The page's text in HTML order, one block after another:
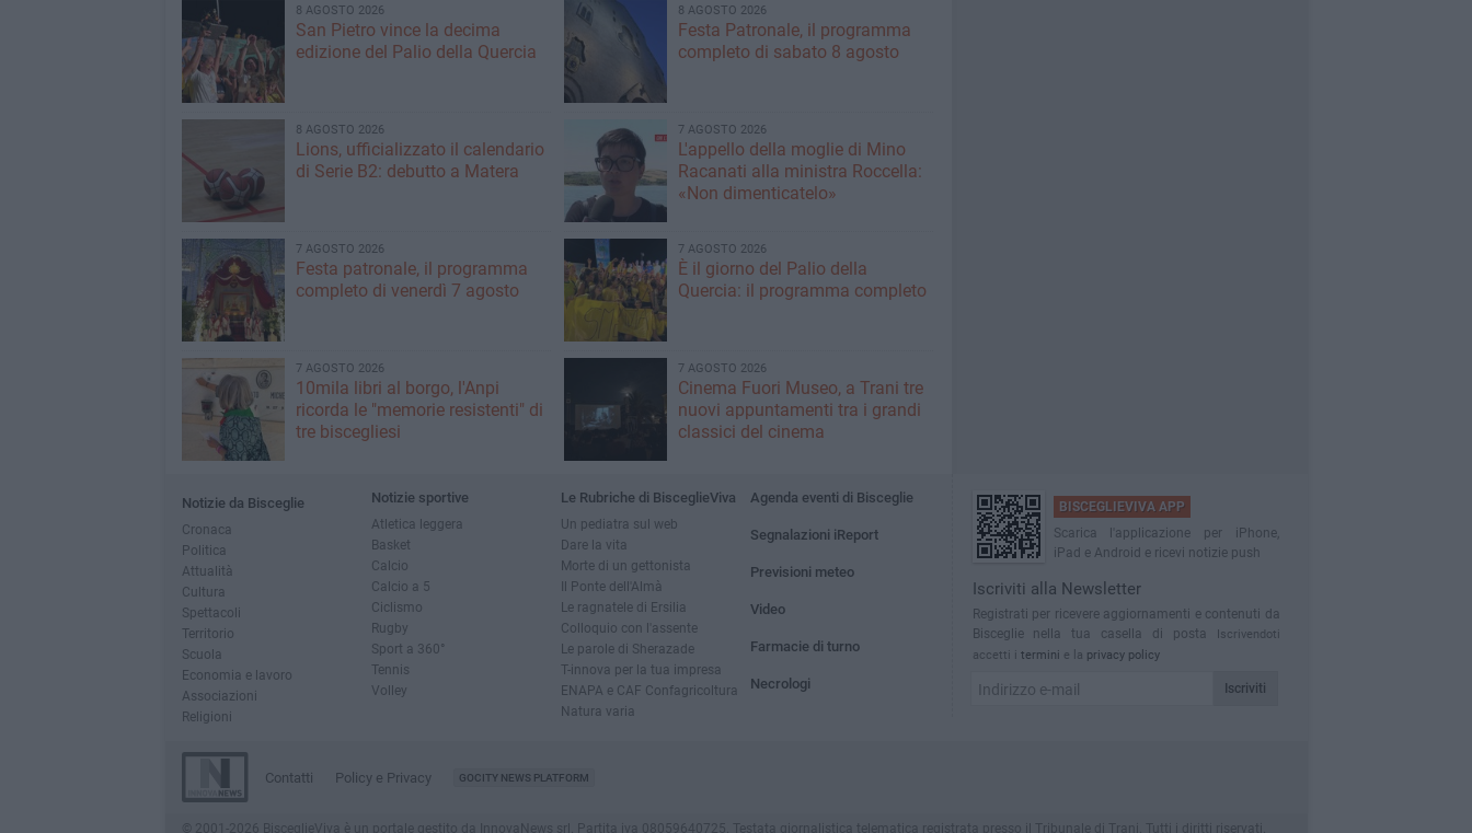
8 AGOSTO 2026
San Pietro vince la decima
edizione del Palio della Quercia
8 AGOSTO 2026
Festa Patronale, il programma
completo di sabato 8 agosto
8 AGOSTO 2026
Lions, ufficializzato il calendario
di Serie B2: debutto a Matera
7 AGOSTO 2026
L'appello della moglie di Mino
Racanati alla ministra Roccella:
«Non dimenticatelo»
7 AGOSTO 2026
Festa patronale, il programma
completo di venerdì 7 agosto
7 AGOSTO 2026
È il giorno del Palio della
Quercia: il programma completo
7 AGOSTO 2026
10mila libri al borgo, l'Anpi
ricorda le "memorie resistenti" di
tre biscegliesi
7 AGOSTO 2026
Cinema Fuori Museo, a Trani tre
nuovi appuntamenti tra i grandi
classici del cinema
Notizie da Bisceglie
Cronaca
Politica
Attualità
Cultura
Spettacoli
Territorio
Scuola
Economia e lavoro
Associazioni
Religioni
Notizie sportive
Atletica leggera
Basket
Calcio
Calcio a 5
Ciclismo
Rugby
Sport a 360°
Tennis
Volley
Le Rubriche di BisceglieViva
Un pediatra sul web
Dare la vita
Morte di un gettonista
Il Ponte dell'Almà
Le ragnatele di Ersilia
Colloquio con l'assente
Le parole di Sherazade
T-innova per la tua impresa
ENAPA e CAF Confagricoltura
Natura varia
Agenda eventi di Bisceglie
Segnalazioni iReport
Previsioni meteo
Video
Farmacie di turno
Necrologi
BISCEGLIEVIVA APP
Scarica l'applicazione per iPhone,
iPad e Android e ricevi notizie push
Iscriviti alla Newsletter
Registrati per ricevere aggiornamenti e contenuti da
Bisceglie nella tua casella di posta
Iscrivendoti
accetti i termini e la privacy policy
Iscriviti
Contatti Policy e Privacy GOCITY NEWS PLATFORM
© 2001-2026 BisceglieViva è un portale gestito da InnovaNews srl. Partita iva 08059640725. Testata giornalistica telematica registrata presso il Tribunale di Trani. Tutti i diritti riservati.